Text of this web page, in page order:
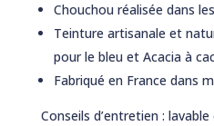
Chouchou réalisée dans
Teinture artisanale et
pour le bleu et Acacia à
Fabriqué en France dans
Conseils d’entretien :